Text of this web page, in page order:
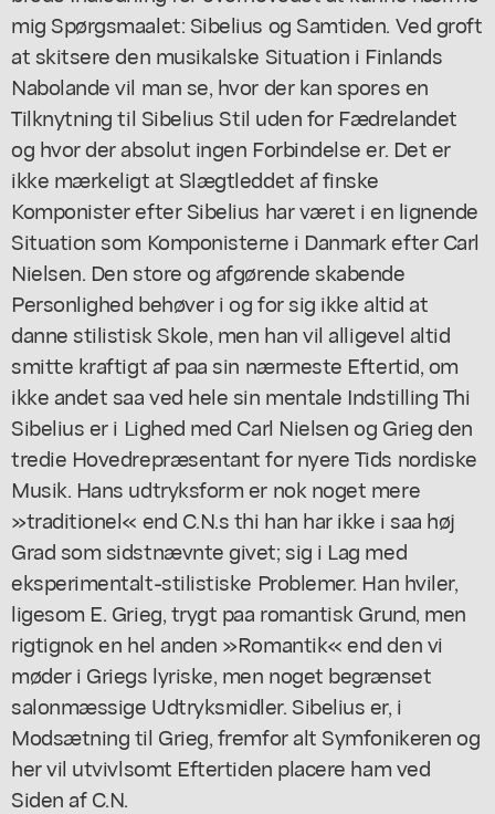
mig Spørgsmaalet: Sibelius og Samtiden. Ved groft
at skitsere den musikalske Situation i Finlands
Nabolande vil man se, hvor der kan spores en
Tilknytning til Sibelius Stil uden for Fædrelandet
og hvor der absolut ingen Forbindelse er. Det er
ikke mærkeligt at Slægtleddet af finske
Komponister efter Sibelius har været i en lignende
Situation som Komponisterne i Danmark efter Carl
Nielsen. Den store og afgørende skabende
Personlighed behøver i og for sig ikke altid at
danne stilistisk Skole, men han vil alligevel altid
smitte kraftigt af paa sin nærmeste Eftertid, om
ikke andet saa ved hele sin mentale Indstilling Thi
Sibelius er i Lighed med Carl Nielsen og Grieg den
tredie Hovedrepræsentant for nyere Tids nordiske
Musik. Hans udtryksform er nok noget mere
»traditionel« end C.N.s thi han har ikke i saa høj
Grad som sidstnævnte givet; sig i Lag med
eksperimentalt-stilistiske Problemer. Han hviler,
ligesom E. Grieg, trygt paa romantisk Grund, men
rigtignok en hel anden »Romantik« end den vi
møder i Griegs lyriske, men noget begrænset
salonmæssige Udtryksmidler. Sibelius er, i
Modsætning til Grieg, fremfor alt Symfonikeren og
her vil utvivlsomt Eftertiden placere ham ved
Siden af C.N.